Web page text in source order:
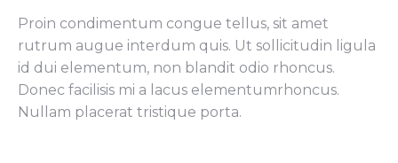
Proin condimentum congue tellus, sit amet
rutrum augue interdum quis. Ut sollicitudin ligula
id dui elementum, non blandit odio rhoncus.
Donec facilisis mi a lacus elementumrhoncus.
Nullam placerat tristique porta.